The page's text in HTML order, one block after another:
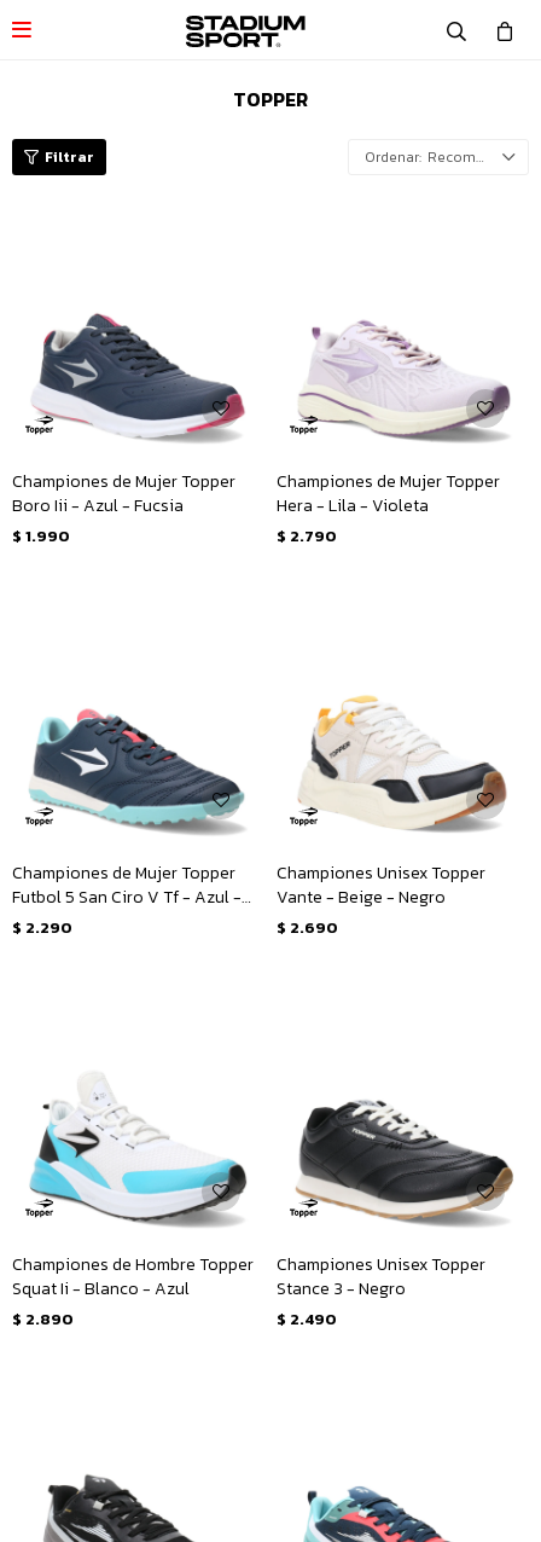

TOPPER
Recomendados
Championes de Mujer Topper
Boro Iii - Azul - Fucsia
$ 1.990
Championes de Mujer Topper
Hera - Lila - Violeta
$ 2.790
Championes de Mujer Topper
Futbol 5 San Ciro V Tf - Azul -
Rosado
$ 2.290
Championes Unisex Topper
Vante - Beige - Negro
$ 2.690
Championes de Hombre Topper
Squat Ii - Blanco - Azul
$ 2.890
Championes Unisex Topper
Stance 3 - Negro
$ 2.490